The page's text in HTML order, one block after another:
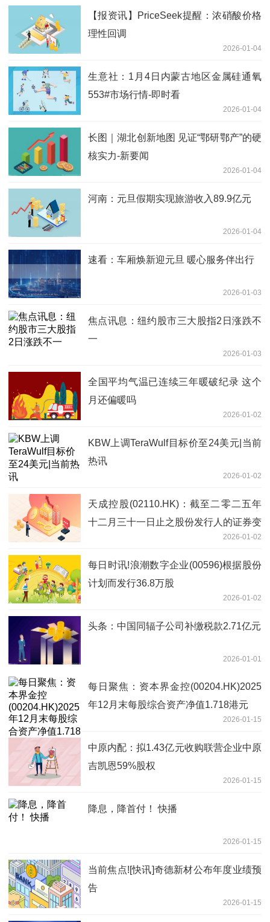
【报资讯】PriceSeek提醒：浓硝酸价格
理性回调
2026-01-04
生意社：1月4日内蒙古地区金属硅通氧
553#市场行情-即时看
2026-01-04
长图｜湖北创新地图 见证“鄂研鄂产”的硬
核实力-新要闻
2026-01-04
河南：元旦假期实现旅游收入89.9亿元
2026-01-04
速看：车厢焕新迎元旦 暖心服务伴出行
2026-01-03
焦点讯息：纽约股市三大股指2日涨跌不
一
2026-01-03
全国平均气温已连续三年暖破纪录 这个
月还偏暖吗
2026-01-02
KBW上调TeraWulf目标价至24美元|当前
热讯
2026-01-02
天成控股(02110.HK)：截至二零二五年
十二月三十一日止之股份发行人的证券变
2026-01-02
每日时讯!浪潮数字企业(00596)根据股份
计划而发行36.8万股
2026-01-02
头条：中国同辐子公司补缴税款2.71亿元
2026-01-01
每日聚焦：资本界金控(00204.HK)2025
年12月末每股综合资产净值1.718港元
2026-01-15
中原内配：拟1.43亿元收购联营企业中原
吉凯恩59%股权
2026-01-15
降息，降首付！ 快播
2026-01-15
当前焦点![快讯]奇德新材公布年度业绩预
告
2026-01-15